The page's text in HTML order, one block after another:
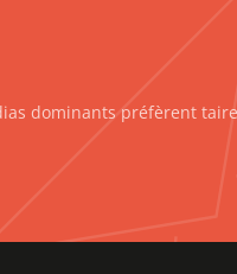
dominants préfèrent